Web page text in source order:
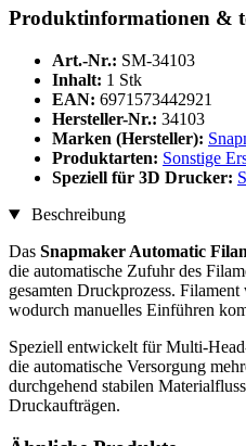
Produktinformationen &
Art.-Nr.: SM-34103
Inhalt: 1 Stk
EAN: 6971573442921
Hersteller-Nr.: 34103
Marken (Hersteller):
Produktarten: Sonstige
Speziell für 3D Drucker:
Beschreibung
Das Snapmaker Automatic
die automatische Zufuhr des
gesamten Druckprozess.
wodurch manuelles Einführen
Speziell entwickelt für Multi-
die automatische Versorgung
durchgehend stabilen
Druckaufträgen.